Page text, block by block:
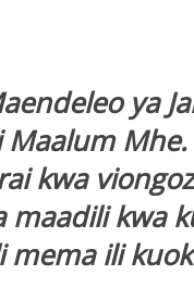
ya
kwa
maadili kwa
mema ili